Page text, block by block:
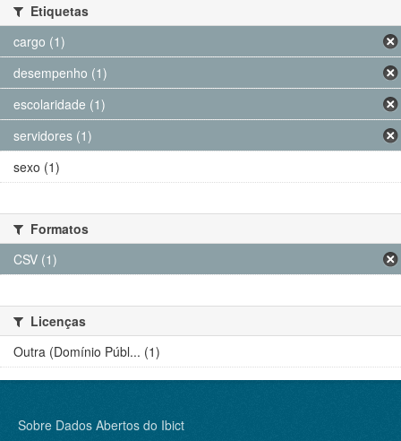
Etiquetas
cargo (1)
desempenho (1)
escolaridade (1)
servidores (1)
sexo (1)
Formatos
CSV (1)
Licenças
Outra (Domínio Públ... (1)
Sobre Dados Abertos do Ibict